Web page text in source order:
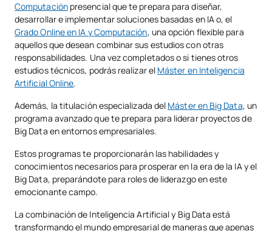
Computaciónpresencial que te prepara para diseñar,
desarrollar e implementar soluciones basadas en IA o, el
Grado Online en IA y Computación, una opción flexible para
aquellos que desean combinar sus estudios con otras
responsabilidades. Una vez completados o si tienes otros
estudios técnicos, podrás realizar el Máster en Inteligencia
Artificial Online.
Además, la titulación especializada del Máster en Big Data, un
programa avanzado que te prepara para liderar proyectos de
Big Data en entornos empresariales.
Estos programas te proporcionarán las habilidades y
conocimientos necesarios para prosperar en la era de la IA y el
Big Data, preparándote para roles de liderazgo en este
emocionante campo.
La combinación de Inteligencia Artificial y Big Data está
transformando el mundo empresarial de maneras que apenas